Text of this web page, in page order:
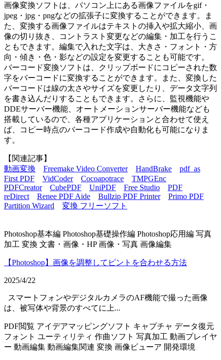
画像変換ソフトは、パソコン上にある画像ファイルをgif・
jpeg・jpg・pngなどの拡張子に変換することができます。ま
た、変換する画像ファイルはテキストの挿入や拡大縮小、画
像の切り抜き、コントラスト変更などの編集・加工を行うこ
ともできます。編集で入れた文字は、大きさ・フォント・方
向・傾き・色・影などの設定を変更することも可能です。
バーコード変換ソフトは、クリップボードにコピーされた数
字をバーコードに変換することができます。また、変換した
バーコードは線の太さやサイズを変更したり、データ文字列
を書き込んだりすることもできます。さらに、監視機能や
DDEサーバー機能、オートメーションサーバー機能なども
搭載しているので、各種アプリケーションと合わせて使え
ば、コピー時点のバーコード作成や自動化も可能になりま
す。
【関連記事】
動画変換
Freemake Video Converter HandBrake
pdf_as
First PDF
VidCoder Cocoapotrace
TMPGEnc
PDFCreator
CubePDF UniPDF Free Studio
PDF
reDirect
Renee PDF Aide Bullzip PDF Printer
Primo PDF
Partition Wizard
変換 フリーソフト
Photoshop基本編 Photoshop基礎操作編 Photoshop応用編 写真
加工 変換 文書・画像・HP 画像・写真 画像編集
【Photoshop】画像を調整してピントを合わせる方法
2025/4/22
スマートフォンやデジタルカメラのAF機能で撮った画像
は、被写体や背景のすべてに上...
PDF閲覧 アイデアマッピングソフト キャプチャ データ復元
フォント ユーティリティ 作曲ソフト 写真加工 動画プレイヤ
ー 動画編集 動画編集関連 変換 画像ビューア 開発環境